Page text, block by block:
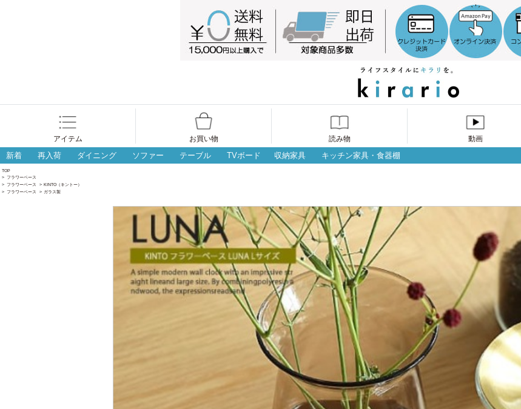
アイテム お買い物 読み物 動画
新着 再入荷 ダイニング ソファー テーブル TVボード 収納家具 キッチン家具・食器棚
TOP
> フラワーベース
> フラワーベース > KINTO（キントー）
> フラワーベース > ガラス製